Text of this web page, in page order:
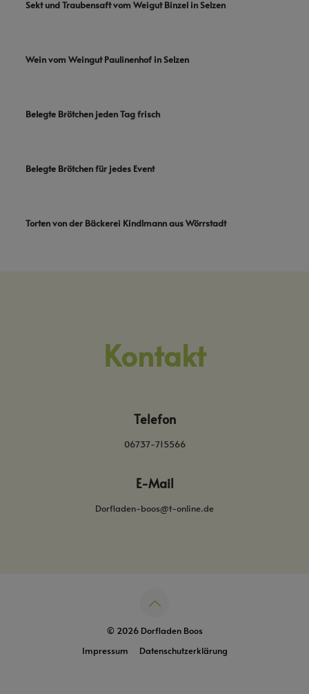
Sekt und Traubensaft vom Weigut Binzel in Selzen
Wein vom Weingut Paulinenhof in Selzen
Belegte Brötchen jeden Tag frisch
Belegte Brötchen für jedes Event
Torten von der Bäckerei Kindlmann aus Wörrstadt
Kontakt
Telefon
06737-715566
E-Mail
Dorfladen-boos@t-online.de
© 2026 Dorfladen Boos
Impressum
Datenschutzerklärung